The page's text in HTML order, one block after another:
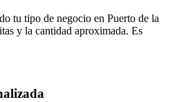
tu tipo de negocio en Puerto de la
y la cantidad aproximada. Es